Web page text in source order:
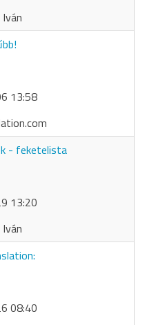
13:58
- feketelista
13:20
08:40